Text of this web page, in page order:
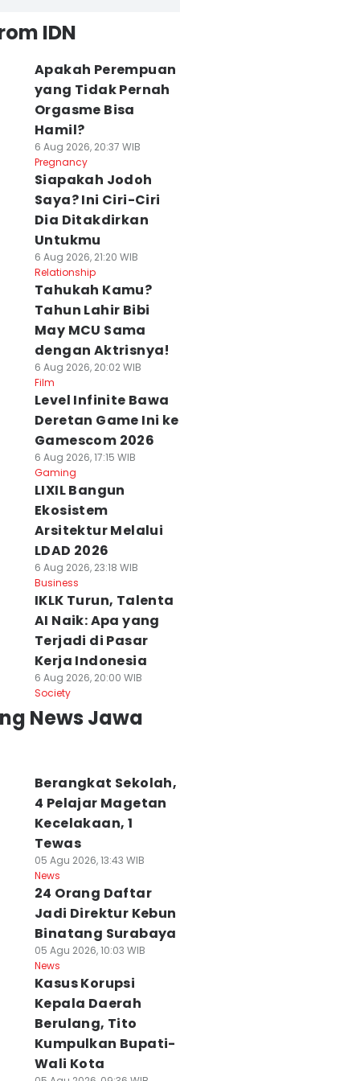
IDN
Apakah Perempuan
yang Tidak Pernah
Orgasme Bisa
Hamil?
6 Aug 2026, 20:37 WIB
Pregnancy
Siapakah Jodoh
Saya? Ini Ciri-Ciri
Dia Ditakdirkan
Untukmu
6 Aug 2026, 21:20 WIB
Relationship
Tahukah Kamu?
Tahun Lahir Bibi
May MCU Sama
dengan Aktrisnya!
6 Aug 2026, 20:02 WIB
Film
Level Infinite Bawa
Deretan Game Ini ke
Gamescom 2026
6 Aug 2026, 17:15 WIB
Gaming
LIXIL Bangun
Ekosistem
Arsitektur Melalui
LDAD 2026
6 Aug 2026, 23:18 WIB
Business
IKLK Turun, Talenta
AI Naik: Apa yang
Terjadi di Pasar
Kerja Indonesia
6 Aug 2026, 20:00 WIB
Society
News Jawa
Berangkat Sekolah,
4 Pelajar Magetan
Kecelakaan, 1
Tewas
05 Agu 2026, 13:43 WIB
News
24 Orang Daftar
Jadi Direktur Kebun
Binatang Surabaya
05 Agu 2026, 10:03 WIB
News
Kasus Korupsi
Kepala Daerah
Berulang, Tito
Kumpulkan Bupati-
Wali Kota